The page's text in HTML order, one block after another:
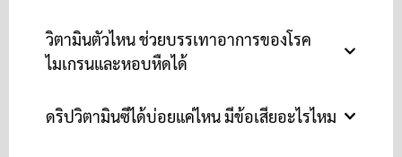
วิตามินตัวไหน ช่วยบรรเทาอาการของโรค
ไมเกรนและหอบหืดได้
ดริปวิตามินซีได้บ่อยแค่ไหน มีข้อเสียอะไรไหม